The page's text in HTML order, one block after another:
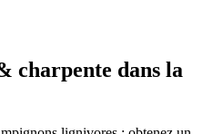
charpente dans la